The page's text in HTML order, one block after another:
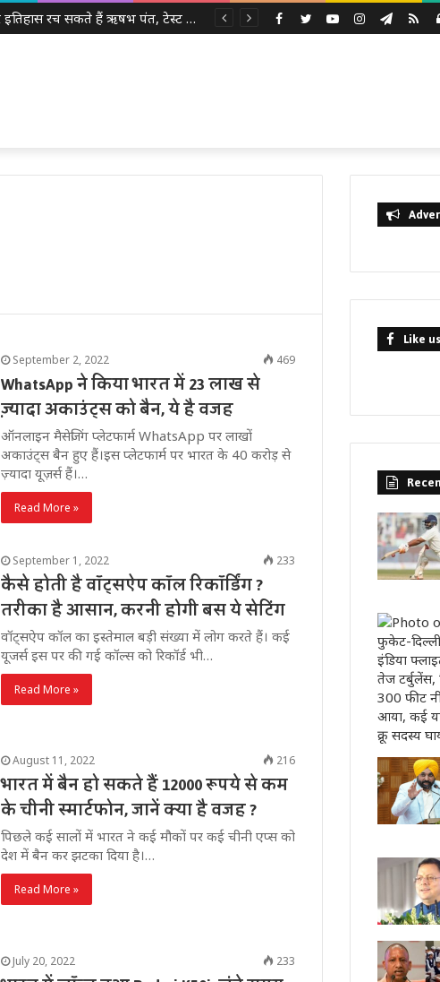
श्रीलंका दौरे पर इतिहास रच सकते हैं ऋषभ पंत, टेस्ट क्रिकेट में 100 छक्के लगाने वाले पहले भारतीय बनने से सिर्फ 3 कदम दूर RSS
Instagram
YouTube
Twitter
Facebook
September 2, 2022 469
WhatsApp ने किया भारत में 23 लाख से
ज़्यादा अकाउंट्स को बैन, ये है वजह
ऑनलाइन मैसेजिंग प्लेटफार्म WhatsApp पर लाखों
अकाउंट्स बैन हुए हैं।इस प्लेटफार्म पर भारत के 40 करोड़ से
ज़्यादा यूज़र्स हैं।…
Read More »
September 1, 2022 233
कैसे होती है वॉट्सऐप कॉल रिकॉर्डिंग ?
तरीका है आसान, करनी होगी बस ये सेटिंग
वॉट्सऐप कॉल का इस्तेमाल बड़ी संख्या में लोग करते हैं। कई
यूजर्स इस पर की गई कॉल्स को रिकॉर्ड भी…
Read More »
August 11, 2022 216
भारत में बैन हो सकते हैं 12000 रूपये से कम
के चीनी स्मार्टफोन, जानें क्या है वजह ?
पिछले कई सालों में भारत ने कई मौकों पर कई चीनी एप्स को
देश में बैन कर झटका दिया है।…
Read More »
July 20, 2022 233
Like